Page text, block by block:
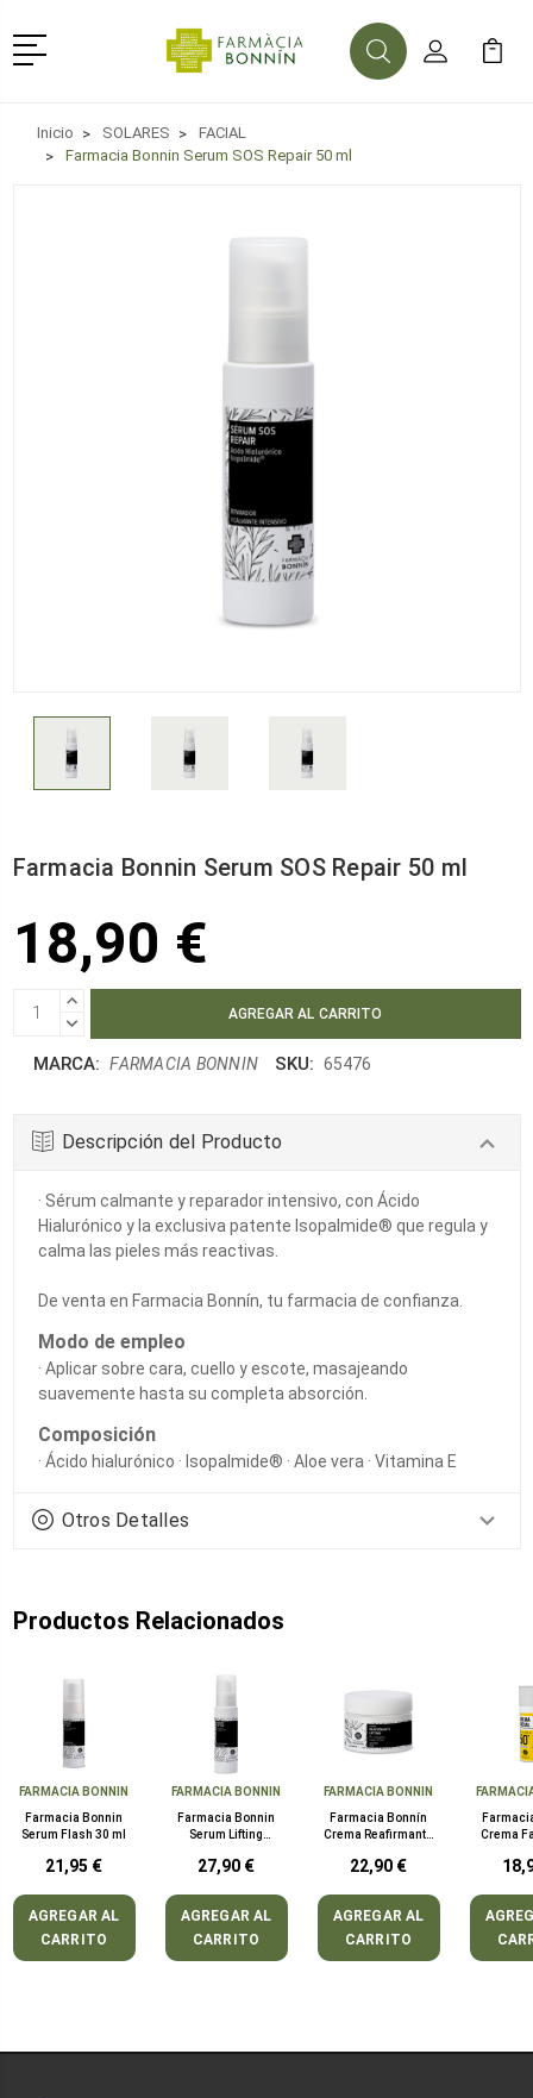
Menú
BuscarMi Cuenta
Mi
Inicio SOLARES
FACIAL
Farmacia Bonnin Serum SOS Repair 50 ml
Farmacia Bonnin Serum SOS Repair 50 ml
18,90 €
AUMENTAR
CANTIDAD:
DISMINUIR
MARCA: FARMACIA BONNIN SKU: 65476
Descripción del Producto
· Sérum calmante y reparador intensivo, con Ácido
Hialurónico y la exclusiva patente Isopalmide® que regula y
calma las pieles más reactivas.
De venta en Farmacia Bonnín, tu farmacia de confianza.
Modo de empleo
· Aplicar sobre cara, cuello y escote, masajeando
suavemente hasta su completa absorción.
Composición
· Ácido hialurónico · Isopalmide® · Aloe vera · Vitamina E
Otros Detalles
Productos Relacionados
FARMACIA BONNIN
Farmacia Bonnin
Serum Flash 30 ml
21,95 €
AGREGAR AL
CARRITO
FARMACIA BONNIN
Farmacia Bonnin
Serum Lifting
10% 50 ml
27,90 €
AGREGAR AL
CARRITO
FARMACIA BONNIN
Farmacia Bonnín
Crema Reafirmante
22,90 €
AGREGAR AL
CARRITO
Crema